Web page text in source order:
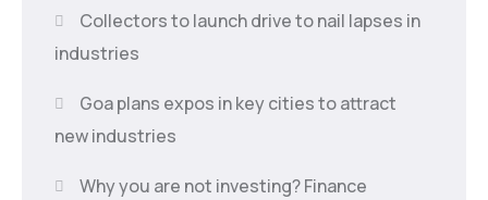
Collectors to launch drive to nail lapses in
industries
Goa plans expos in key cities to attract
new industries
Why you are not investing? Finance